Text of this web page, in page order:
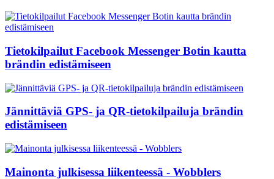
Tietokilpailut Facebook Messenger Botin kautta
brändin edistämiseen
Jännittäviä GPS- ja QR-tietokilpailuja brändin
edistämiseen
Mainonta julkisessa liikenteessä - Wobblers